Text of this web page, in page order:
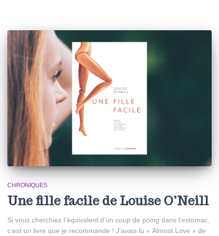
CHRONIQUES
Une fille facile de Louise O’Neill
Si vous cherchiez l’équivalent d’un coup de poing dans l’estomac,
c’est un livre que je recommande ! J’avais lu « Almost Love » de